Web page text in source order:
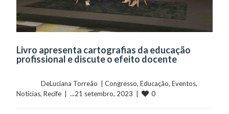
Livro apresenta cartografias da educação
profissional e discute o efeito docente
	    	DeLuciana Torreão  |
Congresso, Educação, Eventos
Notícias, Recife
  |  ...21 setembro, 2023  |
0